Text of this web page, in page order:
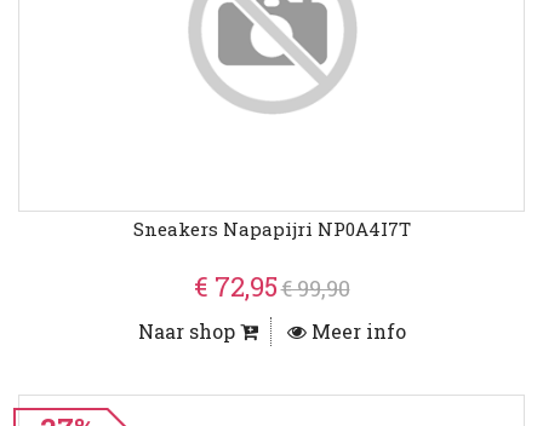
Sneakers Napapijri NP0A4I7T
€ 72,95€ 99,90
Naar shop Meer info